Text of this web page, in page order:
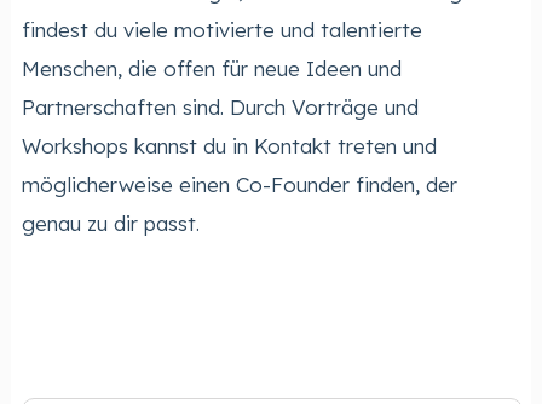
findest du viele motivierte und talentierte
Menschen, die offen für neue Ideen und
Partnerschaften sind. Durch Vorträge und
Workshops kannst du in Kontakt treten und
möglicherweise einen Co-Founder finden, der
genau zu dir passt.